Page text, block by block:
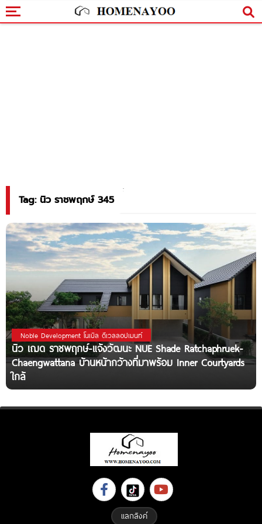
Tag: นิว ราชพฤกษ์ 345
Noble Development โนเบิล ดีเวลลอปเมนท์
นิว เฌด ราชพฤกษ์-แจ้งวัฒนะ NUE Shade Ratchaphruek-
Chaengwattana บ้านหน้ากว้างที่มาพร้อม Inner Courtyards
ใกล้
แลกลิงค์